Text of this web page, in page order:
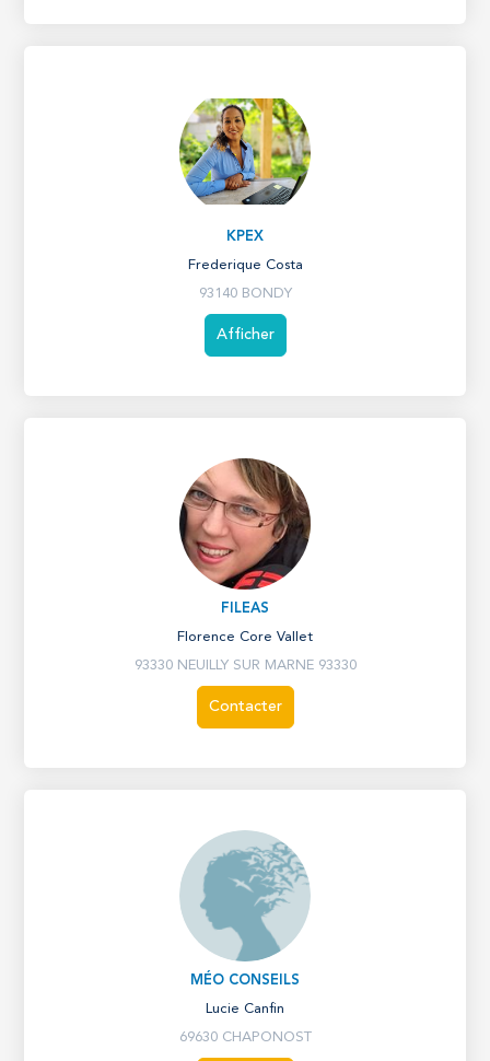
KPEX
Frederique Costa
93140 BONDY
Afficher
FILEAS
Florence Core Vallet
93330 NEUILLY SUR MARNE 93330
Contacter
MÉO CONSEILS
Lucie Canfin
69630 CHAPONOST